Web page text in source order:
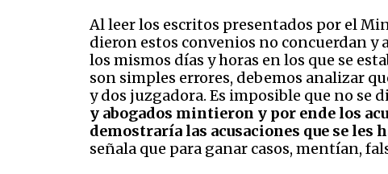
Al leer los escritos presentados por el
dieron estos convenios no concuerdan y
los mismos días y horas en los que se
son simples errores, debemos analizar
y dos juzgadora. Es imposible que no se
y abogados mintieron y por ende los
demostraría las acusaciones que se les
señala que para ganar casos, mentían,